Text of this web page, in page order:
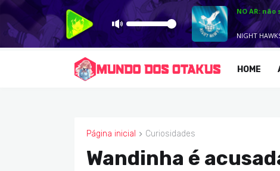
HOME
Página inicial Curiosidades
CURIOSIDADES
Wandinha é